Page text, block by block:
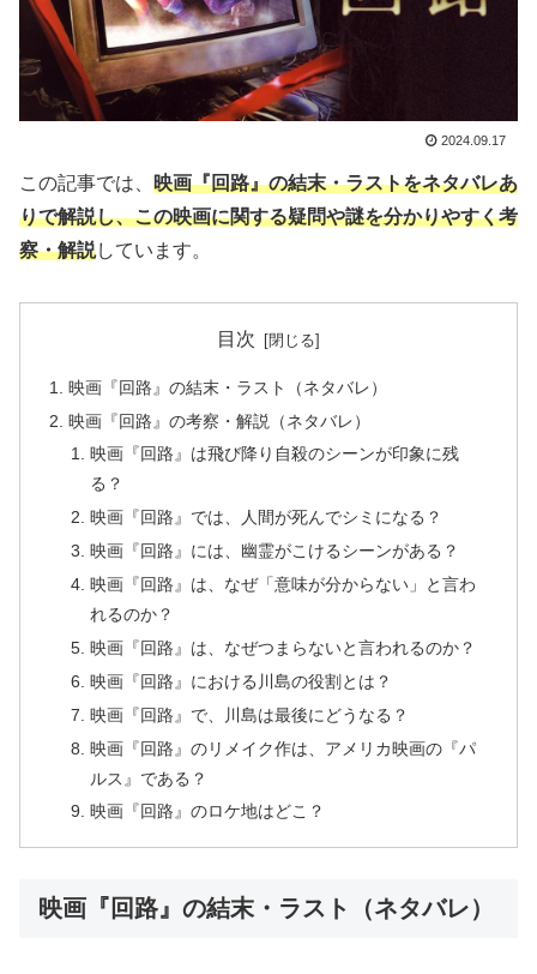
2024.09.17
この記事では、 映画『回路』の結末・ラストをネタバレあ
りで解説し、この映画に関する疑問や謎を分かりやすく考
察・解説しています。
目次
映画『回路』の結末・ラスト（ネタバレ）
映画『回路』の考察・解説（ネタバレ）
映画『回路』は飛び降り自殺のシーンが印象に残
る？
映画『回路』では、人間が死んでシミになる？
映画『回路』には、幽霊がこけるシーンがある？
映画『回路』は、なぜ「意味が分からない」と言わ
れるのか？
映画『回路』は、なぜつまらないと言われるのか？
映画『回路』における川島の役割とは？
映画『回路』で、川島は最後にどうなる？
映画『回路』のリメイク作は、アメリカ映画の『パ
ルス』である？
映画『回路』のロケ地はどこ？
映画『回路』の結末・ラスト（ネタバレ）